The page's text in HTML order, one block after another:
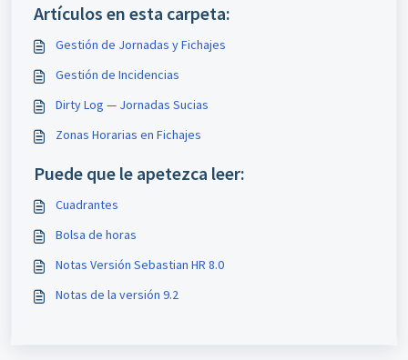
Artículos en esta carpeta:
Gestión de Jornadas y Fichajes
Gestión de Incidencias
Dirty Log — Jornadas Sucias
Zonas Horarias en Fichajes
Puede que le apetezca leer:
Cuadrantes
Bolsa de horas
Notas Versión Sebastian HR 8.0
Notas de la versión 9.2